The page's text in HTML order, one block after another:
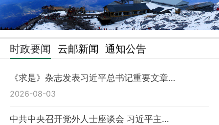
时政要闻 云邮新闻 通知公告
《求是》杂志发表习近平总书记重要文章…
2026-08-03
中共中央召开党外人士座谈会 习近平主…